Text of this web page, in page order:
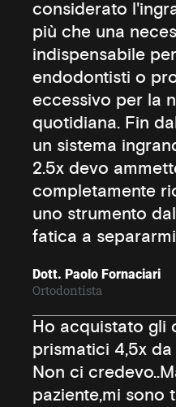
considerato
più che una
indispensabile
endodontisti o
eccessivo per la
quotidiana. Fin
un sistema
2.5x devo
completamente
uno strumento
fatica a
Dott. Paolo Fornaciari
Ortodontista
Ho acquistato gli
prismatici 4,5x
Non ci
paziente,mi sono